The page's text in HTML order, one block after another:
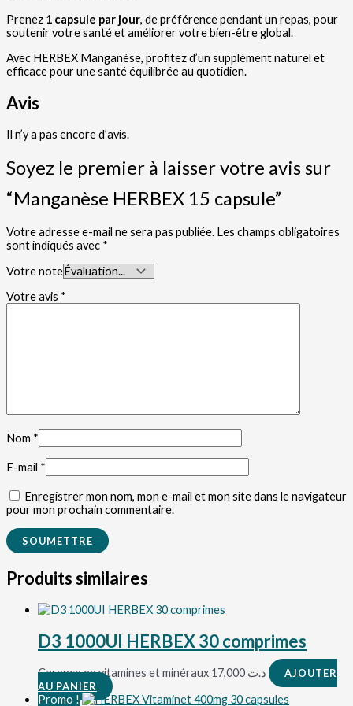
Prenez 1 capsule par jour, de préférence pendant un repas, pour
soutenir votre santé et améliorer votre bien-être global.
Avec HERBEX Manganèse, profitez d’un supplément naturel et
efficace pour une santé équilibrée au quotidien.
Avis
Il n’y a pas encore d’avis.
Soyez le premier à laisser votre avis sur
“Manganèse HERBEX 15 capsule”
Votre adresse e-mail ne sera pas publiée. Les champs obligatoires
sont indiqués avec *
Votre note
Votre avis *
Nom *
E-mail *
Enregistrer mon nom, mon e-mail et mon site dans le navigateur
pour mon prochain commentaire.
Produits similaires
D3 1000UI HERBEX 30 comprimes
Carence en vitamines et minéraux د.ت
AJOUTER
AU PANIER
Promo !